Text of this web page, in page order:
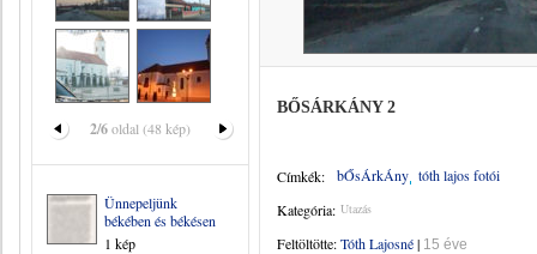
2/6oldal (48 kép)
Ünnepeljünk
békében és békésen
1 kép
BŐSÁRKÁNY 2
Címkék: bŐsÁrkÁny tóth lajos fotói
Kategória: Utazás
Feltöltötte:Tóth Lajosné| 15 éve